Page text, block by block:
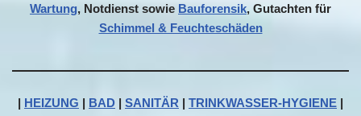
Wartung, Notdienst sowie Bauforensik, Gutachten für
Schimmel & Feuchteschäden
| HEIZUNG | BAD | SANITÄR | TRINKWASSER-HYGIENE |